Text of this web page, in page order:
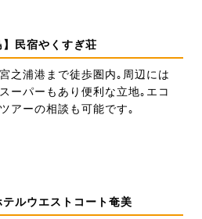
】民宿やくすぎ荘
宮之浦港まで徒歩圏内｡周辺には
スーパーもあり便利な立地｡エコ
ツアーの相談も可能です｡
テルウエストコート奄美